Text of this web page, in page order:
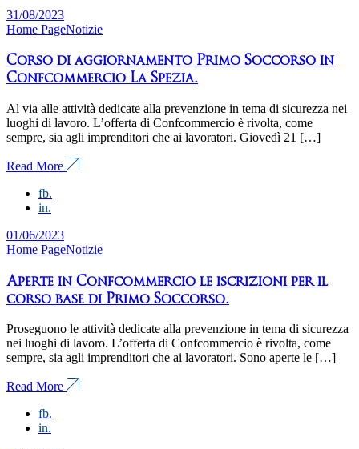
31/08/2023
Home PageNotizie
Corso di aggiornamento Primo Soccorso in
Confcommercio La Spezia.
Al via alle attività dedicate alla prevenzione in tema di sicurezza nei
luoghi di lavoro. L’offerta di Confcommercio è rivolta, come
sempre, sia agli imprenditori che ai lavoratori. Giovedì 21 […]
Read More
fb.
in.
01/06/2023
Home PageNotizie
Aperte in Confcommercio le iscrizioni per il
corso base di Primo Soccorso.
Proseguono le attività dedicate alla prevenzione in tema di sicurezza
nei luoghi di lavoro. L’offerta di Confcommercio è rivolta, come
sempre, sia agli imprenditori che ai lavoratori. Sono aperte le […]
Read More
fb.
in.